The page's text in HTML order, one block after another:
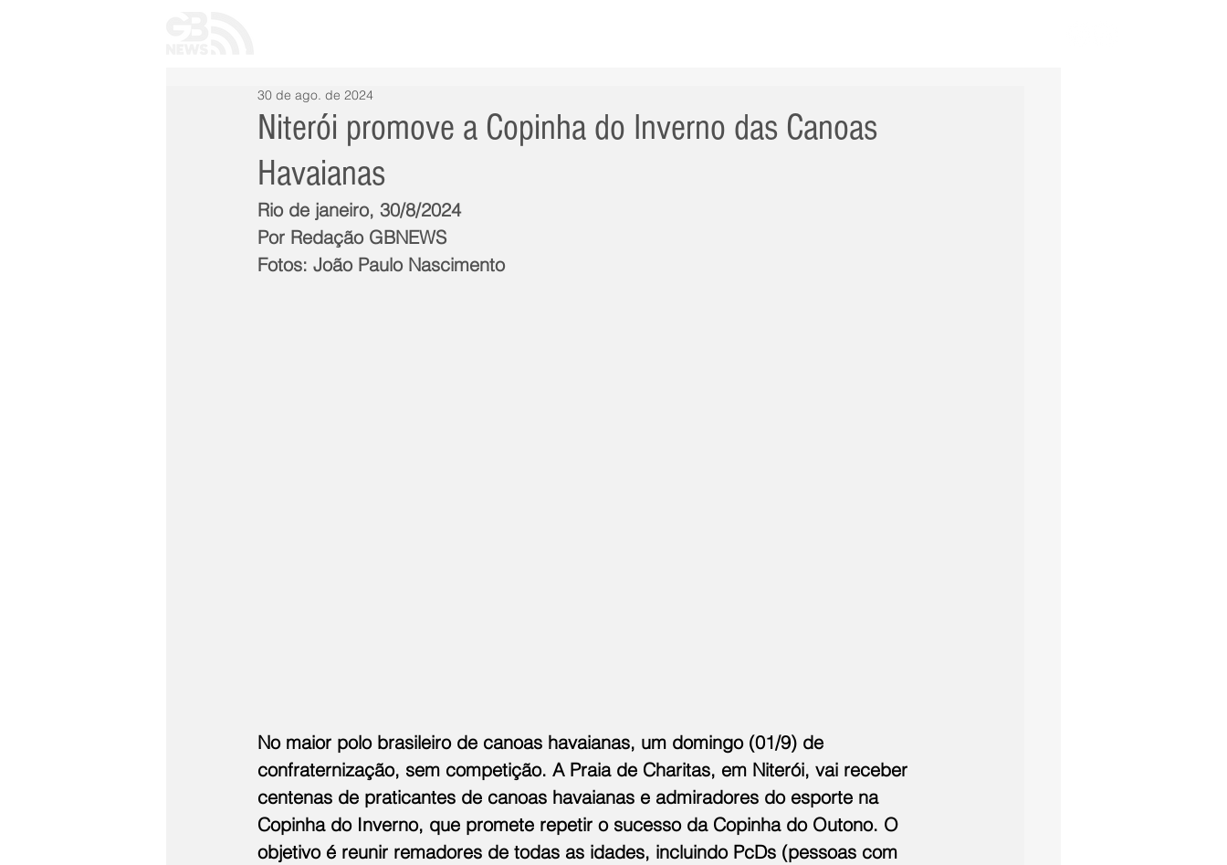
Niterói promove a Copinha do Inverno das Canoas
Havaianas
30 de ago. de 2024
Rio de janeiro, 30/8/2024
Por Redação GBNEWS
Fotos: João Paulo Nascimento
No maior polo brasileiro de canoas havaianas, um domingo (01/9) de
confraternização, sem competição. A Praia de Charitas, em Niterói, vai receber
centenas de praticantes de canoas havaianas e admiradores do esporte na
Copinha do Inverno, que promete repetir o sucesso da Copinha do Outono. O
objetivo é reunir remadores de todas as idades, incluindo PcDs (pessoas com